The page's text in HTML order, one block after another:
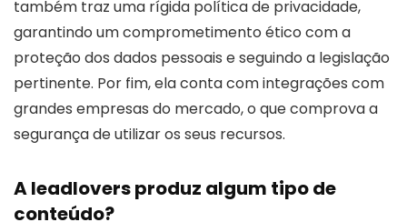
também traz uma rígida política de privacidade,
garantindo um comprometimento ético com a
proteção dos dados pessoais e seguindo a legislação
pertinente. Por fim, ela conta com integrações com
grandes empresas do mercado, o que comprova a
segurança de utilizar os seus recursos.
A leadlovers produz algum tipo de
conteúdo?